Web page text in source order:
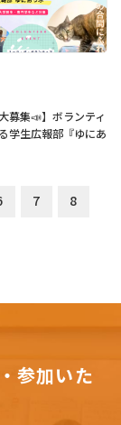
募集📣】ボランティ
学生広報部『ゆにあ
7
8
参加いた